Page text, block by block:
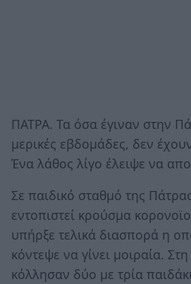
ΠΑΤΡΑ. Τα όσα έγιναν στην
μερικές εβδομάδες, δεν
Ένα λάθος λίγο έλειψε να
Σε παιδικό σταθμό της
εντοπιστεί κρούσμα
υπήρξε τελικά διασπορά η
κόντεψε να γίνει μοιραία.
κόλλησαν δύο με τρία